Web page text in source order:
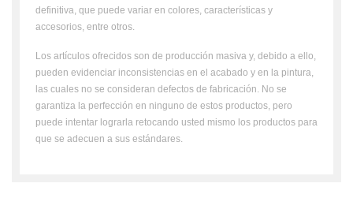
definitiva, que puede variar en colores, características y
accesorios, entre otros.
Los artículos ofrecidos son de producción masiva y, debido a ello,
pueden evidenciar inconsistencias en el acabado y en la pintura,
las cuales no se consideran defectos de fabricación. No se
garantiza la perfección en ninguno de estos productos, pero
puede intentar lograrla retocando usted mismo los productos para
que se adecuen a sus estándares.